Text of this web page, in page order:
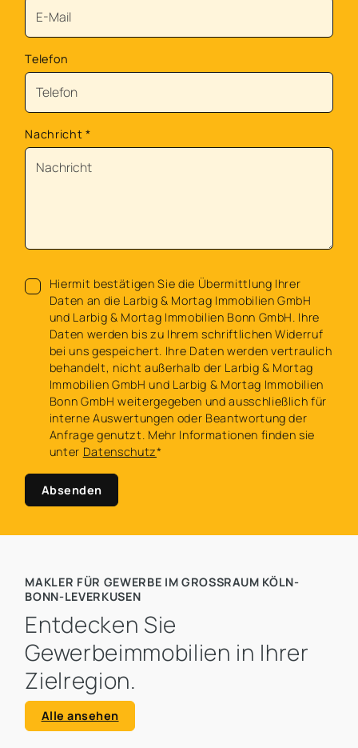
Telefon
Nachricht *
Hiermit bestätigen Sie die Übermittlung Ihrer
Daten an die Larbig & Mortag Immobilien GmbH
und Larbig & Mortag Immobilien Bonn GmbH. Ihre
Daten werden bis zu Ihrem schriftlichen Widerruf
bei uns gespeichert. Ihre Daten werden vertraulich
behandelt, nicht außerhalb der Larbig & Mortag
Immobilien GmbH und Larbig & Mortag Immobilien
Bonn GmbH weitergegeben und ausschließlich für
interne Auswertungen oder Beantwortung der
Anfrage genutzt. Mehr Informationen finden sie
unter Datenschutz*
Absenden
MAKLER FÜR GEWERBE IM GROSSRAUM KÖLN-B
ONN-LEVERKUSEN
Entdecken Sie
Gewerbeimmobilien in Ihrer
Zielregion.
Alle ansehen